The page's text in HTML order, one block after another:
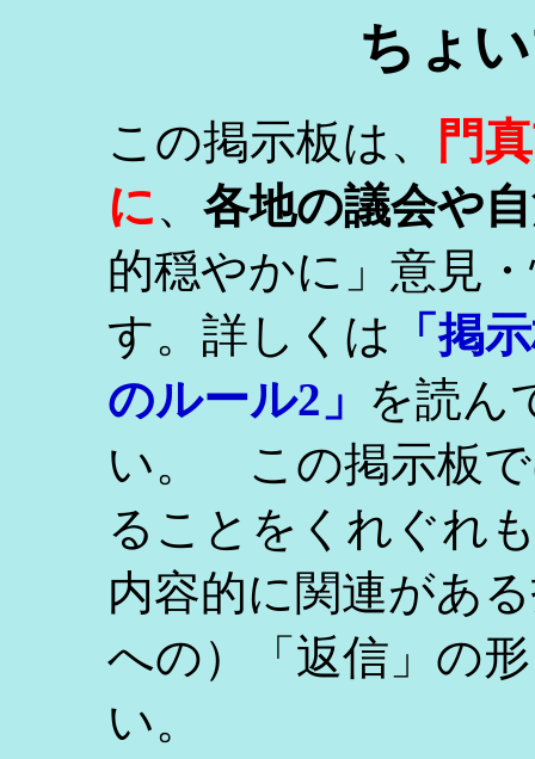
ちょ
この掲示板は、
門
に、 各地の議会や
的穏やかに」意見
す。詳しくは
「掲
のルール2」 を読ん
い。 この掲示板で
ることをくれぐれ
内容的に関連があ
への）「返信」の
い。